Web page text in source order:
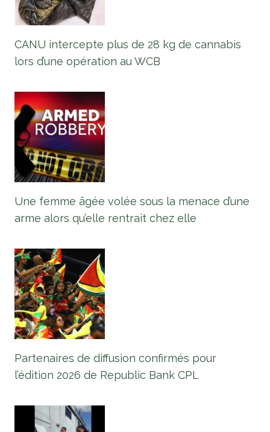
CANU intercepte plus de 28 kg de cannabis
lors d’une opération au WCB
Une femme âgée volée sous la menace d’une
arme alors qu’elle rentrait chez elle
Partenaires de diffusion confirmés pour
l’édition 2026 de Republic Bank CPL